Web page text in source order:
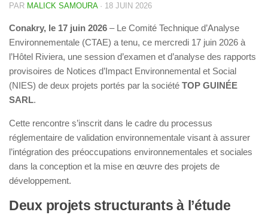
PAR MALICK SAMOURA · 18 JUIN 2026
Conakry, le 17 juin 2026 – Le Comité Technique d’Analyse
Environnementale (CTAE) a tenu, ce mercredi 17 juin 2026 à
l’Hôtel Riviera, une session d’examen et d’analyse des rapports
provisoires de Notices d’Impact Environnemental et Social
(NIES) de deux projets portés par la société TOP GUINÉE
SARL.
Cette rencontre s’inscrit dans le cadre du processus
réglementaire de validation environnementale visant à assurer
l’intégration des préoccupations environnementales et sociales
dans la conception et la mise en œuvre des projets de
développement.
Deux projets structurants à l’étude